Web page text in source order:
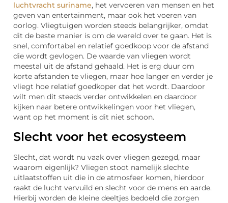
luchtvracht suriname, het vervoeren van mensen en het
geven van entertainment, maar ook het voeren van
oorlog. Vliegtuigen worden steeds belangrijker, omdat
dit de beste manier is om de wereld over te gaan. Het is
snel, comfortabel en relatief goedkoop voor de afstand
die wordt gevlogen. De waarde van vliegen wordt
meestal uit de afstand gehaald. Het is erg duur om
korte afstanden te vliegen, maar hoe langer en verder je
vliegt hoe relatief goedkoper dat het wordt. Daardoor
wilt men dit steeds verder ontwikkelen en daardoor
kijken naar betere ontwikkelingen voor het vliegen,
want op het moment is dit niet schoon.
Slecht voor het ecosysteem
Slecht, dat wordt nu vaak over vliegen gezegd, maar
waarom eigenlijk? Vliegen stoot namelijk slechte
uitlaatstoffen uit die in de atmosfeer komen, hierdoor
raakt de lucht vervuild en slecht voor de mens en aarde.
Hierbij worden de kleine deeltjes bedoeld die zorgen